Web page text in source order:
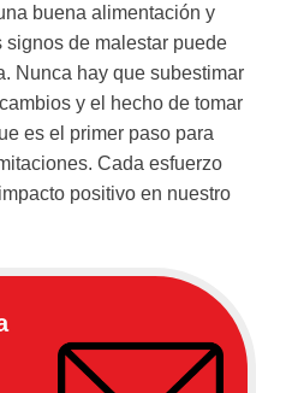
buena alimentación y
signos de malestar puede
Nunca hay que subestimar
y el hecho de tomar
es el primer paso para
Cada esfuerzo
positivo en nuestro